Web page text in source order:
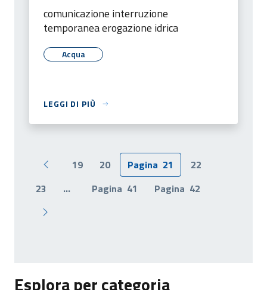
comunicazione interruzione
temporanea erogazione idrica
Acqua
LEGGI DI PIÙ
Pagina precedente
19 20 Pagina 21
22
23
... Pagina 41 Pagina 42
Pagina successiva
Esplora per categoria